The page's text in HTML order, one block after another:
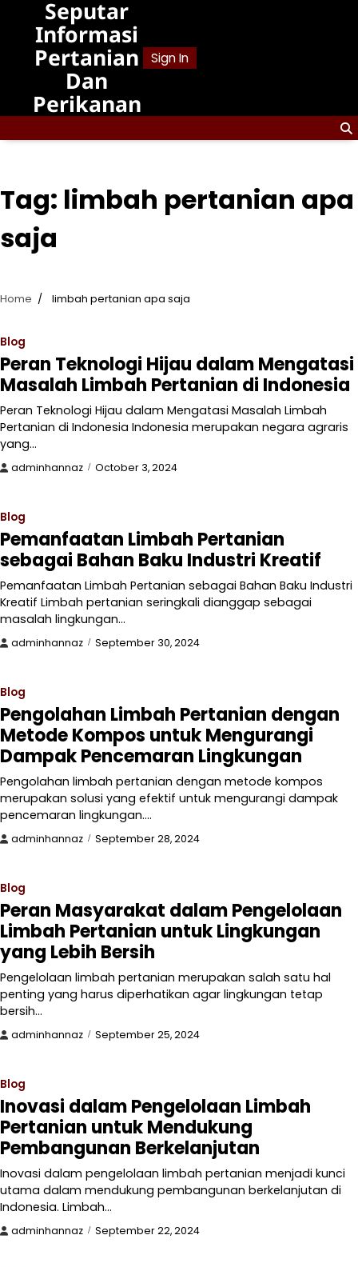
content
Seputar
Informasi
Pertanian
Dan
Perikanan
Sign In
Tag: limbah pertanian apa
saja
Home limbah pertanian apa saja
Blog
Peran Teknologi Hijau dalam Mengatasi
Masalah Limbah Pertanian di Indonesia
Peran Teknologi Hijau dalam Mengatasi Masalah Limbah
Pertanian di Indonesia Indonesia merupakan negara agraris
yang…
adminhannaz October 3, 2024
Blog
Pemanfaatan Limbah Pertanian
sebagai Bahan Baku Industri Kreatif
Pemanfaatan Limbah Pertanian sebagai Bahan Baku Industri
Kreatif Limbah pertanian seringkali dianggap sebagai
masalah lingkungan…
adminhannaz September 30, 2024
Blog
Pengolahan Limbah Pertanian dengan
Metode Kompos untuk Mengurangi
Dampak Pencemaran Lingkungan
Pengolahan limbah pertanian dengan metode kompos
merupakan solusi yang efektif untuk mengurangi dampak
pencemaran lingkungan.…
adminhannaz September 28, 2024
Blog
Peran Masyarakat dalam Pengelolaan
Limbah Pertanian untuk Lingkungan
yang Lebih Bersih
Pengelolaan limbah pertanian merupakan salah satu hal
penting yang harus diperhatikan agar lingkungan tetap
bersih…
adminhannaz September 25, 2024
Blog
Inovasi dalam Pengelolaan Limbah
Pertanian untuk Mendukung
Pembangunan Berkelanjutan
Inovasi dalam pengelolaan limbah pertanian menjadi kunci
utama dalam mendukung pembangunan berkelanjutan di
Indonesia. Limbah…
adminhannaz September 22, 2024